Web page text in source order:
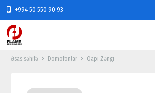
+994 50 550 90 93
Əsas səhifə Domofonlar Qapı Zəngi